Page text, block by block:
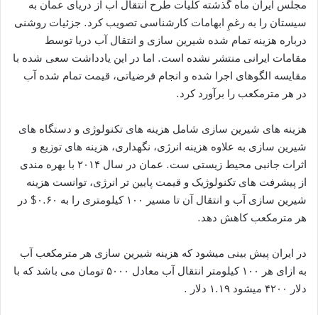
مجلس ایران ماه گذشته کلیات طرح انتقال آب از دریای عمان به
سیستان را به رغمِ ابهامات کارشناسی تصویب کرد. جزئیات روشنی
درباره هزینه تمام شده شیرین سازی و انتقال آب دریا توسط
مقامات ایرانی منتشر نشده است. اما در این یادداشت سعی شده با
مقایسه الگوهای اجرا شده و انجام فرضیاتی، قیمت تمام شده آب
در هر مترمکعب را برآورد کرد.
هزینه های شیرین سازی شامل هزینه های تکنولوژی و دستگاه های
شیرین سازی به علاوه هزینه انرژی، نگهداری، هزینه های توزیع و
اثرات جانبی محیط زیستی ست. عمان در سال ۲۰۱۴ با بهره مندی
از پیشرفت های تکنولوژیک و قیمت پایین تر انرژی، توانست هزینه
شیرین سازی آب و انتقال آن تا مسیر ۱۰۰ کیلومتری را به ۰.۶۰$ در
هر مترمکعب کاهش دهد.
در ایران پیش بینی میشود که هزینه شیرین سازی هر مترمکعب آب
به ازای هر ۱۰۰ کیلومتر انتقال آب معادل ۵۰۰۰ تومان می باشد که با
دلار ۴۲۰۰ میشود ۱.۱۹ دلار .